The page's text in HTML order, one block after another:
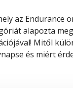
az Endurance
alapozta
Mitől
és miért